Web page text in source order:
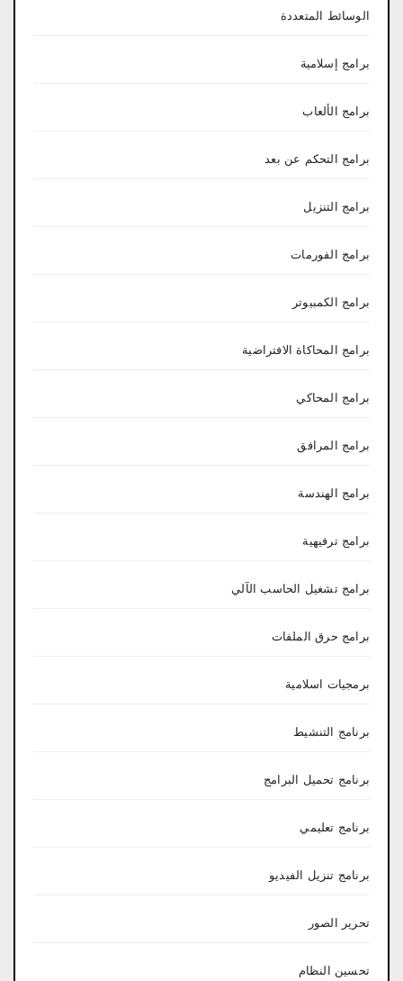
الوسائط المتعددة
برامج إسلامية
برامج الألعاب
برامج التحكم عن بعد
برامج التنزيل
برامج الفورمات
برامج الكمبيوتر
برامج المحاكاة الافتراضية
برامج المحاكي
برامج المرافق
برامج الهندسة
برامج ترفيهية
برامج تشغيل الحاسب الآلي
برامج حرق الملفات
برمجيات اسلامية
برنامج التنشيط
برنامج تحميل البرامج
برنامج تعليمي
برنامج تنزيل الفيديو
تحرير الصور
تحسين النظام